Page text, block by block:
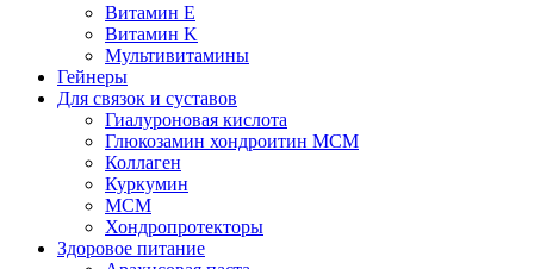
Витамин E
Витамин K
Мультивитамины
Гейнеры
Для связок и суставов
Гиалуроновая кислота
Глюкозамин хондроитин МСМ
Коллаген
Куркумин
МСМ
Хондропротекторы
Здоровое питание